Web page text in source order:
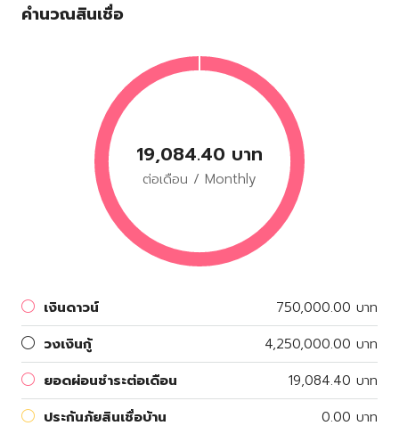
คำนวณสินเชื่อ
19,084.40 บาท
ต่อเดือน / Monthly
เงินดาวน์
750,000.00 บาท
วงเงินกู้
4,250,000.00 บาท
ยอดผ่อนชำระต่อเดือน
19,084.40 บาท
ประกันภัยสินเชื่อบ้าน
0.00 บาท